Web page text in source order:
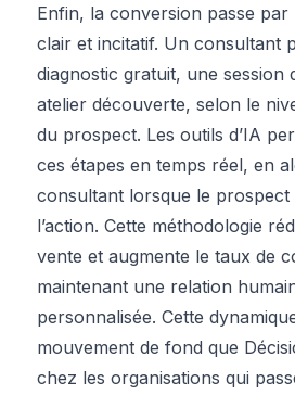
Enfin, la conversion passe par
clair et incitatif. Un consultant
diagnostic gratuit, une session
atelier découverte, selon le
du prospect. Les outils d’IA
ces étapes en temps réel, en
consultant lorsque le prospect
l’action. Cette méthodologie
vente et augmente le taux de
maintenant une relation
personnalisée. Cette
mouvement de fond que
chez les organisations qui